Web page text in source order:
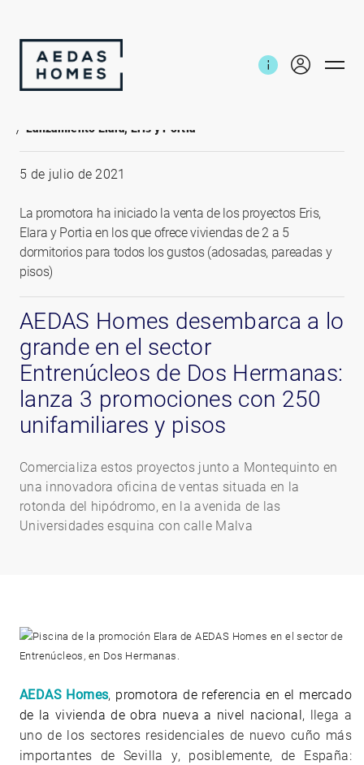
5 de julio de 2021
La promotora ha iniciado la venta de los proyectos Eris,
Elara y Portia en los que ofrece viviendas de 2 a 5
dormitorios para todos los gustos (adosadas, pareadas y
pisos)
AEDAS Homes desembarca a lo
grande en el sector
Entrenúcleos de Dos Hermanas:
lanza 3 promociones con 250
unifamiliares y pisos
Comercializa estos proyectos junto a Montequinto en
una innovadora oficina de ventas situada en la
rotonda del hipódromo, en la avenida de las
Universidades esquina con calle Malva
Lanzamiento Elara, Eris y Portia
AEDAS Homes, promotora de referencia en el mercado
de la vivienda de obra nueva a nivel nacional, llega a
uno de los sectores residenciales de nuevo cuño más
importantes de Sevilla y, posiblemente, de España: